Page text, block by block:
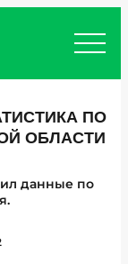
ПО
ОБЛАСТИ
данные по